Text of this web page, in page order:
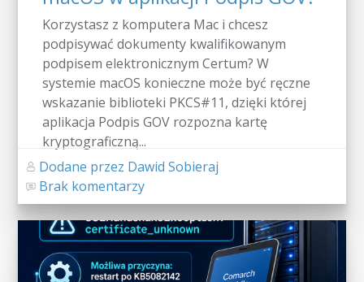
Korzystasz z komputera Mac i chcesz
podpisywać dokumenty kwalifikowanym
podpisem elektronicznym Certum? W
systemie macOS konieczne może być ręczne
wskazanie biblioteki PKCS#11, dzięki której
aplikacja Podpis GOV rozpozna kartę
kryptograficzną...
Dodane przez Dawid Sobieraj
Brak komentarzy